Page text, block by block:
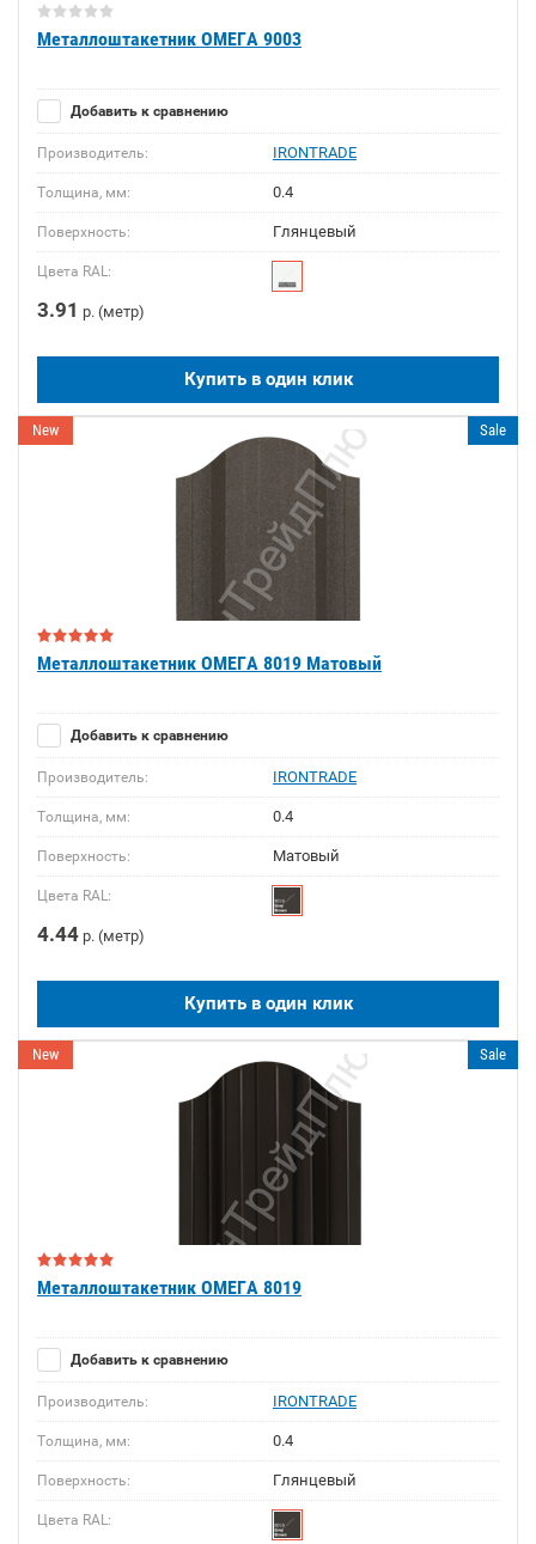
Металлоштакетник ОМЕГА 9003
Добавить к сравнению
Производитель: IRONTRADE
Толщина, мм: 0.4
Поверхность: Глянцевый
Цвета RAL:
3.91 р. (метр)
Купить в один клик
New Sale
Металлоштакетник ОМЕГА 8019 Матовый
Добавить к сравнению
Производитель: IRONTRADE
Толщина, мм: 0.4
Поверхность: Матовый
Цвета RAL:
4.44 р. (метр)
Купить в один клик
New Sale
Металлоштакетник ОМЕГА 8019
Добавить к сравнению
Производитель: IRONTRADE
Толщина, мм: 0.4
Поверхность: Глянцевый
Цвета RAL: